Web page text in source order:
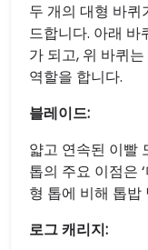
두 개의 대형 바
드합니다. 아래 바
가 되고, 위 바퀴
역할을 합니다.
블레이드:
얇고 연속된 이빨
톱의 주요 이점은
형 톱에 비해 톱밥
로그 캐리지: